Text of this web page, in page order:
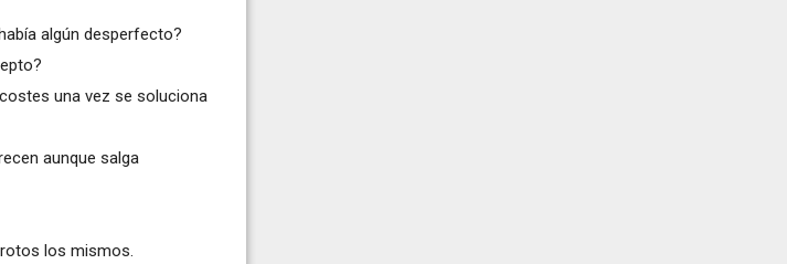
algún desperfecto?
una vez se soluciona
aunque salga
los mismos.